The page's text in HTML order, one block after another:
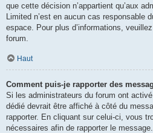
que cette décision n’appartient qu’aux
Limited n’est en aucun cas responsable
espace. Pour plus d’informations,
forum.
Haut
Comment puis-je rapporter des
Si les administrateurs du forum ont
dédié devrait être affiché à côté du
rapporter. En cliquant sur celui-ci, vous
nécessaires afin de rapporter le message.